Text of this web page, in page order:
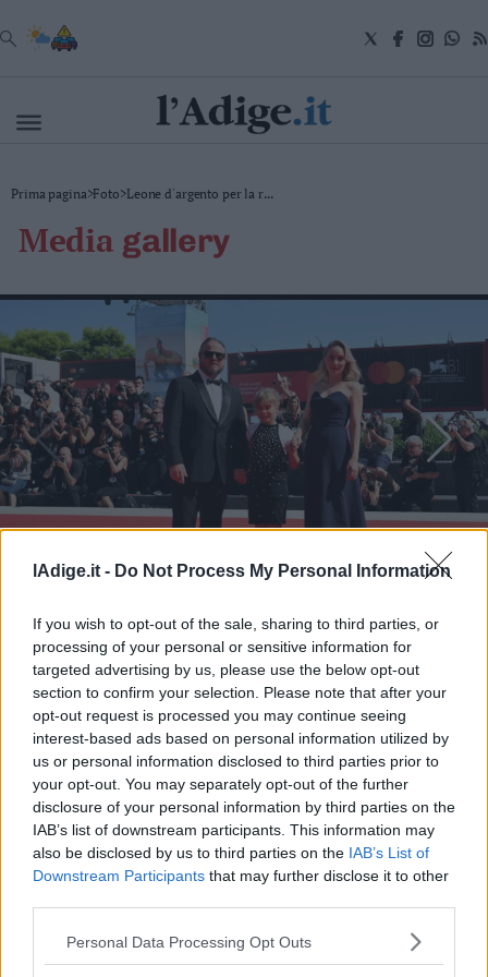
lAdige.it - Do Not Process My Personal Information
If you wish to opt-out of the sale, sharing to third parties, or
processing of your personal or sensitive information for
targeted advertising by us, please use the below opt-out
section to confirm your selection. Please note that after your
opt-out request is processed you may continue seeing
interest-based ads based on personal information utilized by
us or personal information disclosed to third parties prior to
your opt-out. You may separately opt-out of the further
disclosure of your personal information by third parties on the
IAB’s list of downstream participants. This information may
also be disclosed by us to third parties on the IAB’s List of
Downstream Participants that may further disclose it to other
Personal Data Processing Opt Outs
VAI
Attualità
Economia
Cultura
Spettacoli
e
Benessere
Montagna
Tecnologia
Sport
Foto
Video
Business
Wire
Rovereto
Pergine
Riva
Arco
Basso
Sarca
Ledro
Lavis
Laghi
Prima pagina>Foto>Leone d'argento per la r...
media gallery
Leone d'argento per la regia a The Brutalist
Leone d'argento per la regia a The
Brutalist
S.I.E. S.P.A. - SOCIETÀ INIZIATIVE EDITORIALI - VIA MISSIONI
AFRICANE N. 17 - 38121 TRENTO - P.I. 01568000226
Redazione